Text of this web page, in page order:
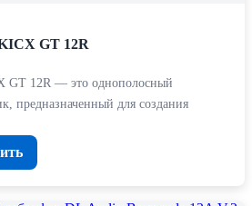
GT 12R
GT 12R — это однополосный
предназначенный для создания